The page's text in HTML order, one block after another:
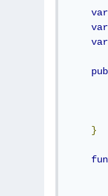
var
var
var
}